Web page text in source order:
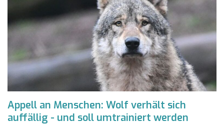
Appell an Menschen: Wolf verhält sich
auffällig - und soll umtrainiert werden